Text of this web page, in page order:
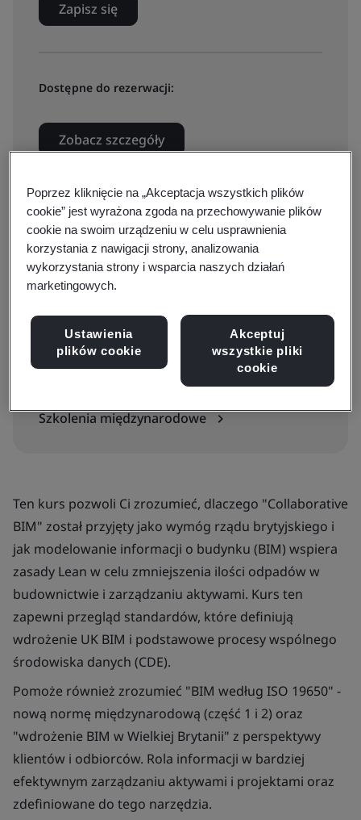
Zapisz się
Dostępne do rezerwacji:
Zobacz szczegóły
Dostępne do wyceny:
Szkolenie na miejscu
Wyślij zapytanie
Informacje dodatkowe
Zobacz inne rodzaje szkoleń
Szkolenia międzynarodowe
Ten kurs pozwoli Ci zrozumieć, dlaczego "Collaborative
BIM" został przyjęty jako wymóg rządu brytyjskiego i
jak modelowanie informacji o budynku (BIM) wspiera
zasady Lean w celu zmniejszenia ilości odpadów w
budownictwie i zarządzaniu aktywami. Kurs ten
zapewni przegląd standardów, które definiują
wdrożenie UK BIM i podstawowe procesy wspólnego
środowiska danych (CDE).
Pomoże również zrozumieć "BIM według ISO 19650" -
nową normę międzynarodową (część 1 i 2) oraz
"wdrożenie BIM w Wielkiej Brytanii" z perspektywy
klientów i odbiorców. Rola informacji w bardziej
efektywnym zarządzaniu aktywami i projektami oraz
zdefiniowane do tego narzędzia.
Poprzez kliknięcie na „Akceptacja wszystkich plików
cookie” jest wyrażona zgoda na przechowywanie plików
cookie na swoim urządzeniu w celu usprawnienia
korzystania z nawigacji strony, analizowania
wykorzystania strony i wsparcia naszych działań
marketingowych.
Ustawienia
plików cookie
Akceptuj
wszystkie pliki
cookie